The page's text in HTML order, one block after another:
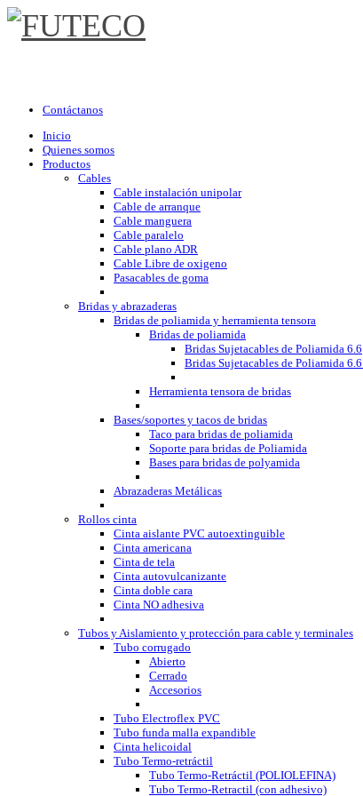
Contáctanos
Inicio
Quienes somos
Productos
Cables
Cable instalación unipolar
Cable de arranque
Cable manguera
Cable paralelo
Cable plano ADR
Cable Libre de oxigeno
Pasacables de goma
Bridas y abrazaderas
Bridas de poliamida y herramienta tensora
Bridas de poliamida
Bridas Sujetacables de Poliamida 6.6
Bridas Sujetacables de Poliamida
Herramienta tensora de bridas
Bases/soportes y tacos de bridas
Taco para bridas de poliamida
Soporte para bridas de Poliamida
Bases para bridas de polyamida
Abrazaderas Metálicas
Rollos cinta
Cinta aislante PVC autoextinguible
Cinta americana
Cinta de tela
Cinta autovulcanizante
Cinta doble cara
Cinta NO adhesiva
Tubos y Aislamiento y protección para cable y terminales
Tubo corrugado
Abierto
Cerrado
Accesorios
Tubo Electroflex PVC
Tubo funda malla expandible
Cinta helicoidal
Tubo Termo-retráctil
Tubo Termo-Retráctil (POLIOLEFINA)
Tubo Termo-Retractil (con adhesivo)